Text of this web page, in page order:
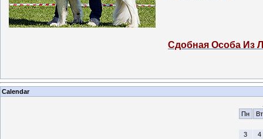
Сдобная Особа Из
Calendar
Пн
Вт
3
4